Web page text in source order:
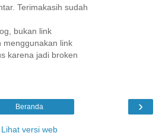
Terimakasih sudah
bukan link
menggunakan link
karena jadi broken
›
Beranda
Lihat versi web